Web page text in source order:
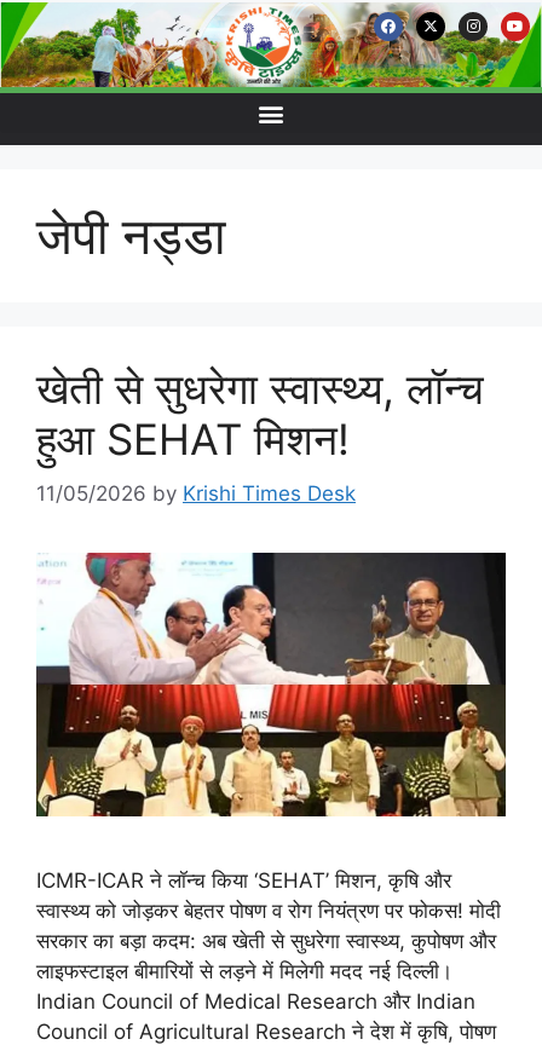
जेपी नड्डा
खेती से सुधरेगा स्वास्थ्य, लॉन्च
हुआ SEHAT मिशन!
11/05/2026 by Krishi Times Desk
ICMR-ICAR ने लॉन्च किया ‘SEHAT’ मिशन, कृषि और
स्वास्थ्य को जोड़कर बेहतर पोषण व रोग नियंत्रण पर फोकस! मोदी
सरकार का बड़ा कदम: अब खेती से सुधरेगा स्वास्थ्य, कुपोषण और
लाइफस्टाइल बीमारियों से लड़ने में मिलेगी मदद नई दिल्ली।
Indian Council of Medical Research और Indian
Council of Agricultural Research ने देश में कृषि, पोषण